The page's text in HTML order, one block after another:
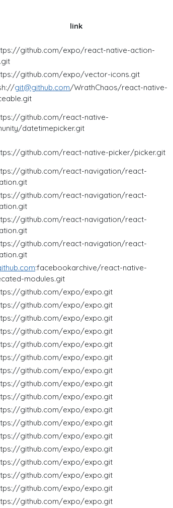
link
github.com/expo/react-native-action-
github.com/expo/vector-icons.git
git@github.com/WrathChaos/react-native-
github.com/react-native-
datetimepicker.git
github.com/react-native-picker/picker.git
github.com/react-navigation/react-
github.com/react-navigation/react-
github.com/react-navigation/react-
github.com/react-navigation/react-
:facebookarchive/react-native-
modules.git
github.com/expo/expo.git
github.com/expo/expo.git
github.com/expo/expo.git
github.com/expo/expo.git
github.com/expo/expo.git
github.com/expo/expo.git
github.com/expo/expo.git
github.com/expo/expo.git
github.com/expo/expo.git
github.com/expo/expo.git
github.com/expo/expo.git
github.com/expo/expo.git
github.com/expo/expo.git
github.com/expo/expo.git
github.com/expo/expo.git
github.com/expo/expo.git
github.com/expo/expo.git